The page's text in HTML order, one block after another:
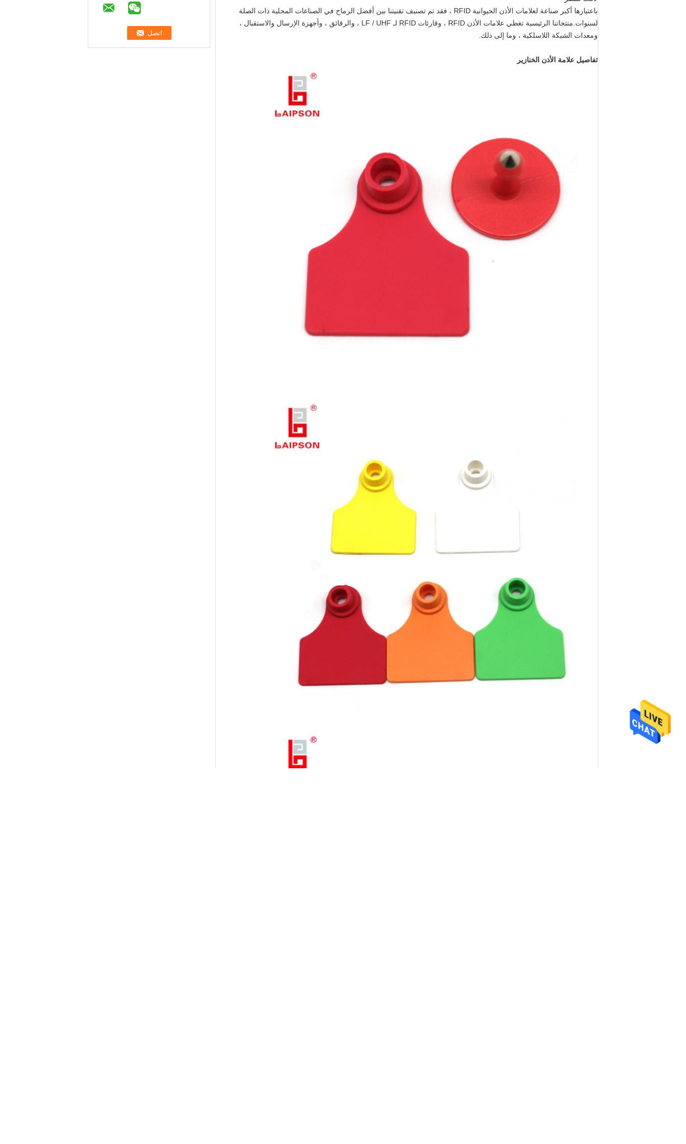
باعتبارها أكبر صناعة لعلامات الأذن الحيوانية RFID ، فقد تم تصنيف تقنيتنا بين أفضل الرماح في الصناعات المحلية ذات الصلة
لسنوات.منتجاتنا الرئيسية تغطي علامات الأذن RFID ، وقارئات RFID لـ LF / UHF ، والرقائق ، وأجهزة الإرسال والاستقبال ،
ومعدات الشبكة اللاسلكية ، وما إلى ذلك.
تفاصيل علامة الأذن الخنازير